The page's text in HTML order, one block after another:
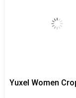
Yuxel Women